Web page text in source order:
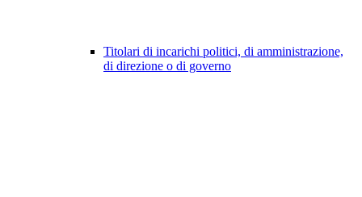
Titolari di incarichi politici, di amministrazione,
di direzione o di governo